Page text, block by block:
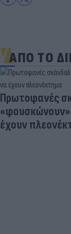
ΑΠΟ ΤΟ
Πρωτοφανές
«φουσκώνουν»
έχουν